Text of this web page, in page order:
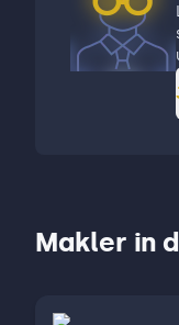
Makler in